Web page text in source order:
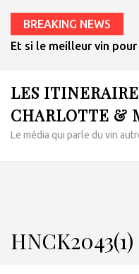
BREAKING NEWS
Et si le meilleur vin
LES
CHARLOTTE &
Le média qui parle du vin
HNCK2043(1)